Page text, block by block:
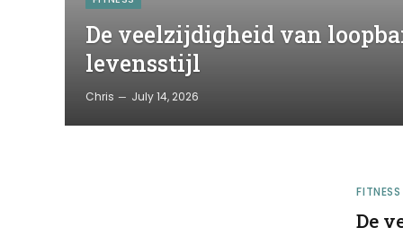
De veelzijdigheid van
levensstijl
Chris July 14, 2026
FITNESS
De